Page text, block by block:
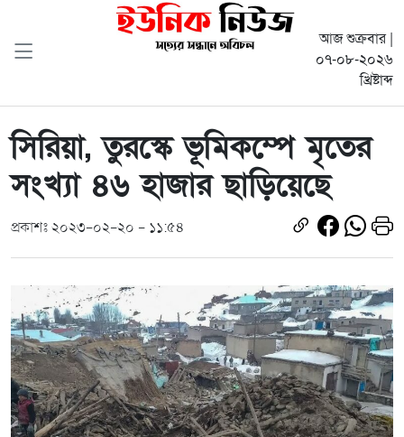
আজ শুক্রবার |
০৭-০৮-২০২৬
খ্রিষ্টাব্দ
সিরিয়া, তুরস্কে ভূমিকম্পে মৃতের
সংখ্যা ৪৬ হাজার ছাড়িয়েছে
প্রকাশঃ ২০২৩-০২-২০ - ১১:৫৪